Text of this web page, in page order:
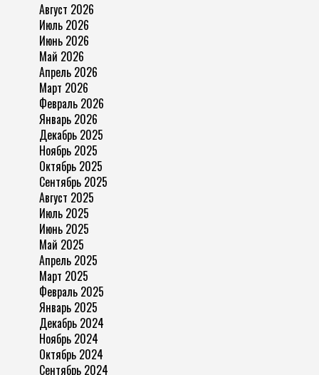
Август 2026
Июль 2026
Июнь 2026
Май 2026
Апрель 2026
Март 2026
Февраль 2026
Январь 2026
Декабрь 2025
Ноябрь 2025
Октябрь 2025
Сентябрь 2025
Август 2025
Июль 2025
Июнь 2025
Май 2025
Апрель 2025
Март 2025
Февраль 2025
Январь 2025
Декабрь 2024
Ноябрь 2024
Октябрь 2024
Сентябрь 2024